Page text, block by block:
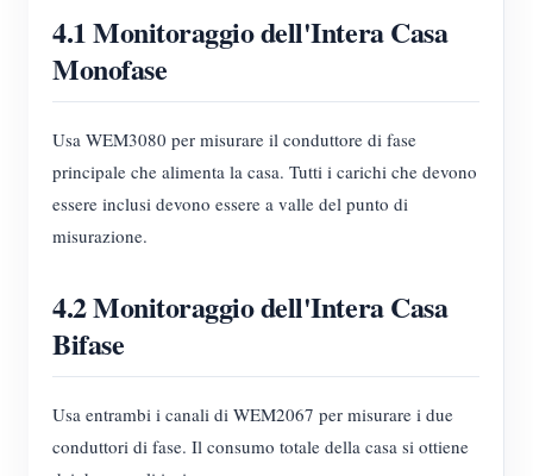
4.1 Monitoraggio dell'Intera Casa
Monofase
Usa WEM3080 per misurare il conduttore di fase
principale che alimenta la casa. Tutti i carichi che devono
essere inclusi devono essere a valle del punto di
misurazione.
4.2 Monitoraggio dell'Intera Casa
Bifase
Usa entrambi i canali di WEM2067 per misurare i due
conduttori di fase. Il consumo totale della casa si ottiene